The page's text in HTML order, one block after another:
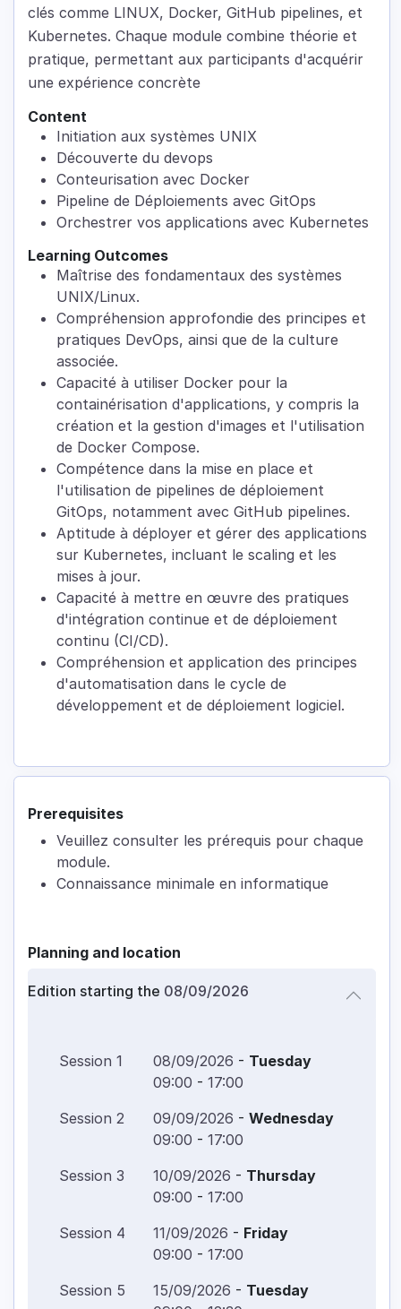
clés comme LINUX, Docker, GitHub pipelines, et
Kubernetes. Chaque module combine théorie et
pratique, permettant aux participants d'acquérir
une expérience concrète
Content
Initiation aux systèmes UNIX
Découverte du devops
Conteurisation avec Docker
Pipeline de Déploiements avec GitOps
Orchestrer vos applications avec Kubernetes
Learning Outcomes
Maîtrise des fondamentaux des systèmes
UNIX/Linux.
Compréhension approfondie des principes et
pratiques DevOps, ainsi que de la culture
associée.
Capacité à utiliser Docker pour la
containérisation d'applications, y compris la
création et la gestion d'images et l'utilisation
de Docker Compose.
Compétence dans la mise en place et
l'utilisation de pipelines de déploiement
GitOps, notamment avec GitHub pipelines.
Aptitude à déployer et gérer des applications
sur Kubernetes, incluant le scaling et les
mises à jour.
Capacité à mettre en œuvre des pratiques
d'intégration continue et de déploiement
continu (CI/CD).
Compréhension et application des principes
d'automatisation dans le cycle de
développement et de déploiement logiciel.
Prerequisites
Veuillez consulter les prérequis pour chaque
module.
Connaissance minimale en informatique
Planning and location
Edition starting the 08/09/2026
Session 1 08/09/2026 - Tuesday
09:00 - 17:00
Session 2 09/09/2026 - Wednesday
09:00 - 17:00
Session 3 10/09/2026 - Thursday
09:00 - 17:00
Session 4 11/09/2026 - Friday
09:00 - 17:00
Session 5 15/09/2026 - Tuesday